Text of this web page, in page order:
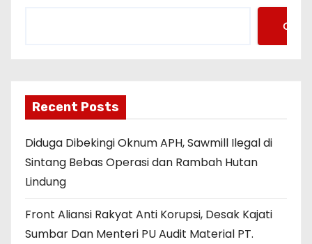
Cari
Recent Posts
Diduga Dibekingi Oknum APH, Sawmill Ilegal di
Sintang Bebas Operasi dan Rambah Hutan
Lindung
Front Aliansi Rakyat Anti Korupsi, Desak Kajati
Sumbar Dan Menteri PU Audit Material PT.